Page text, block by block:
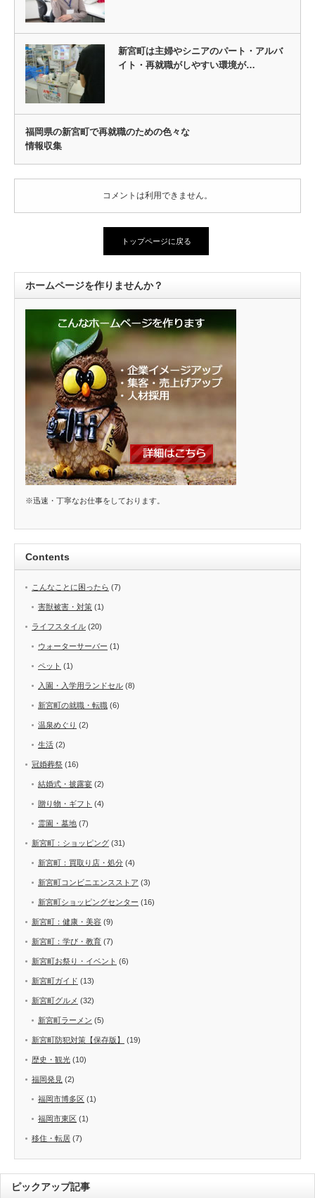
新宮町は主婦やシニアのパート・アルバ
イト・再就職がしやすい環境が…
福岡県の新宮町で再就職のための色々な
情報収集
コメントは利用できません。
トップページに戻る
ホームページを作りませんか？
※迅速・丁寧なお仕事をしております。
Contents
こんなことに困ったら (7)
害獣被害・対策 (1)
ライフスタイル (20)
ウォーターサーバー (1)
ペット (1)
入園・入学用ランドセル (8)
新宮町の就職・転職 (6)
温泉めぐり (2)
生活 (2)
冠婚葬祭 (16)
結婚式・披露宴 (2)
贈り物・ギフト (4)
霊園・墓地 (7)
新宮町：ショッピング (31)
新宮町：買取り店・処分 (4)
新宮町コンビニエンスストア (3)
新宮町ショッピングセンター (16)
新宮町：健康・美容 (9)
新宮町：学び・教育 (7)
新宮町お祭り・イベント (6)
新宮町ガイド (13)
新宮町グルメ (32)
新宮町ラーメン (5)
新宮町防犯対策【保存版】 (19)
歴史・観光 (10)
福岡発見 (2)
福岡市博多区 (1)
福岡市東区 (1)
移住・転居 (7)
ピックアップ記事